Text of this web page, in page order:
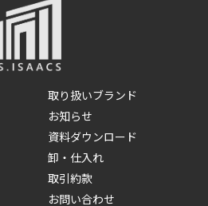
取り扱いブランド
お知らせ
資料ダウンロード
卸・仕入れ
取引約款
お問い合わせ